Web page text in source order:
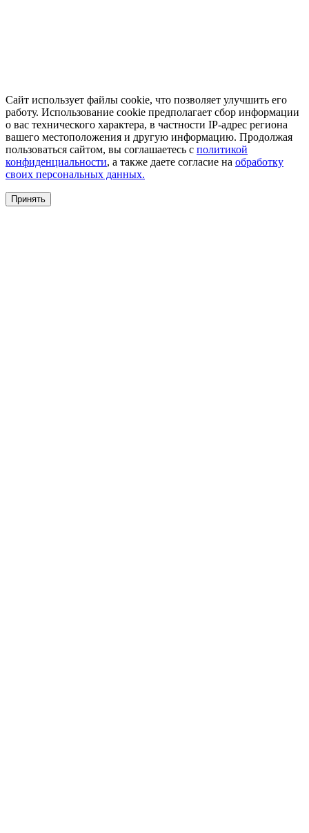
Сайт использует файлы cookie, что позволяет улучшить его
работу. Использование cookie предполагает сбор информации
о вас технического характера, в частности IP-адрес региона
вашего местоположения и другую информацию. Продолжая
пользоваться сайтом, вы соглашаетесь с политикой
конфиденциальности, а также даете согласие на обработку
своих персональных данных.
Принять